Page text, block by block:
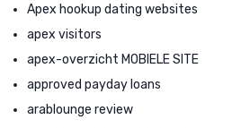
Apex hookup dating websites
apex visitors
apex-overzicht MOBIELE SITE
approved payday loans
arablounge review